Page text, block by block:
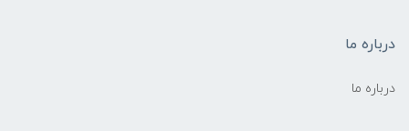
درباره ما
درباره ما